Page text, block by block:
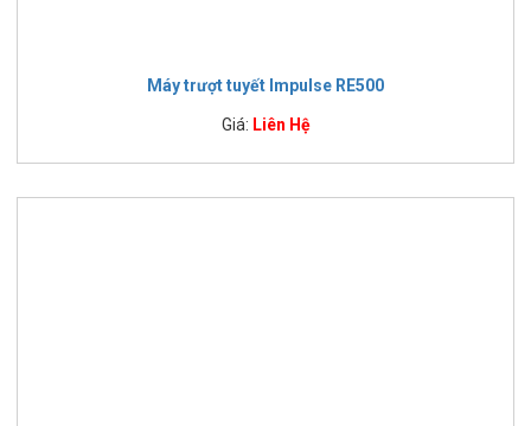
Máy trượt tuyết Impulse RE500
Giá: Liên Hệ